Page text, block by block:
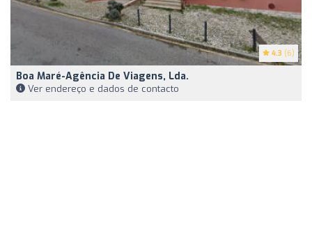
4.3 (6)
Boa Maré-Agência De Viagens, Lda.
Ver endereço e dados de contacto